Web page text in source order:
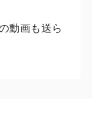
動画も送ら